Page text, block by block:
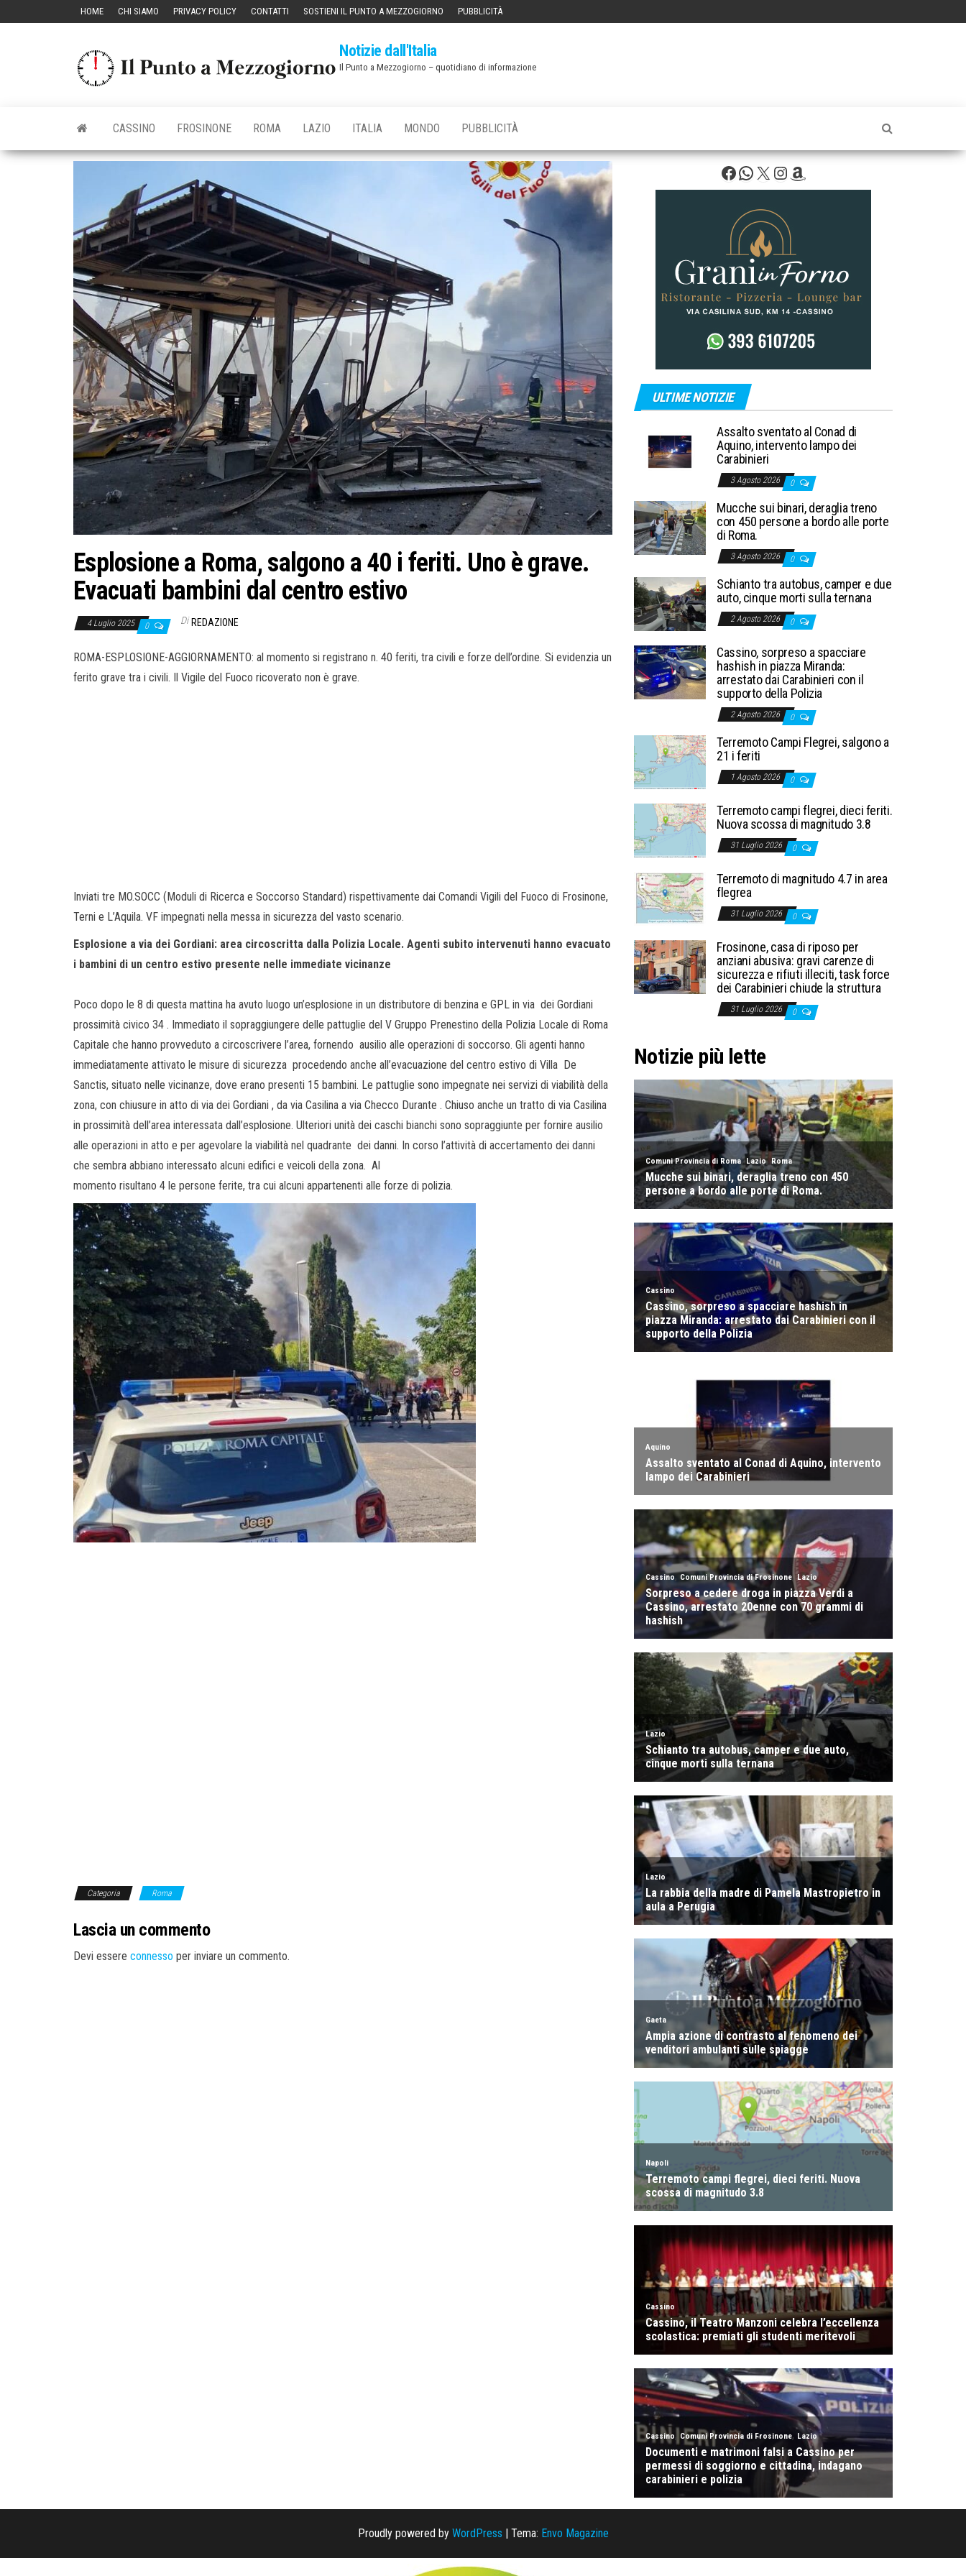
HOME CHI SIAMO PRIVACY POLICY CONTATTI SOSTIENI IL PUNTO A MEZZOGIORNO PUBBLICITÀ
Notizie dall'Italia
Il Punto a Mezzogiorno – quotidiano di informazione
CASSINO FROSINONE ROMA LAZIO ITALIA MONDO PUBBLICITÀ
Esplosione a Roma, salgono a 40 i feriti. Uno è grave.
Evacuati bambini dal centro estivo
4 Luglio 2025 0 Di REDAZIONE
ROMA-ESPLOSIONE-AGGIORNAMENTO: al momento si registrano n. 40 feriti, tra civili e forze dell’ordine. Si evidenzia un
ferito grave tra i civili. Il Vigile del Fuoco ricoverato non è grave.
Inviati tre MO.SOCC (Moduli di Ricerca e Soccorso Standard) rispettivamente dai Comandi Vigili del Fuoco di Frosinone,
Terni e L’Aquila. VF impegnati nella messa in sicurezza del vasto scenario.
Esplosione a via dei Gordiani: area circoscritta dalla Polizia Locale. Agenti subito intervenuti hanno evacuato
i bambini di un centro estivo presente nelle immediate vicinanze
Poco dopo le 8 di questa mattina ha avuto luogo un’esplosione in un distributore di benzina e GPL in via dei Gordiani
prossimità civico 34 . Immediato il sopraggiungere delle pattuglie del V Gruppo Prenestino della Polizia Locale di Roma
Capitale che hanno provveduto a circoscrivere l’area, fornendo ausilio alle operazioni di soccorso. Gli agenti hanno
immediatamente attivato le misure di sicurezza procedendo anche all’evacuazione del centro estivo di Villa De
Sanctis, situato nelle vicinanze, dove erano presenti 15 bambini. Le pattuglie sono impegnate nei servizi di viabilità della
zona, con chiusure in atto di via dei Gordiani , da via Casilina a via Checco Durante . Chiuso anche un tratto di via Casilina
in prossimità dell’area interessata dall’esplosione. Ulteriori unità dei caschi bianchi sono sopraggiunte per fornire ausilio
alle operazioni in atto e per agevolare la viabilità nel quadrante dei danni. In corso l’attività di accertamento dei danni
che sembra abbiano interessato alcuni edifici e veicoli della zona. Al
momento risultano 4 le persone ferite, tra cui alcuni appartenenti alle forze di polizia.
Categoria Roma
Lascia un commento
Devi essere connesso per inviare un commento.
Facebook
WhatsApp
X Instagram
Amazon
ULTIME NOTIZIE
Assalto sventato al Conad di
Aquino, intervento lampo dei
Carabinieri
3 Agosto 2026 0
Mucche sui binari, deraglia treno
con 450 persone a bordo alle porte
di Roma.
3 Agosto 2026 0
Schianto tra autobus, camper e due
auto, cinque morti sulla ternana
2 Agosto 2026 0
Cassino, sorpreso a spacciare
hashish in piazza Miranda:
arrestato dai Carabinieri con il
supporto della Polizia
2 Agosto 2026 0
Terremoto Campi Flegrei, salgono a
21 i feriti
1 Agosto 2026 0
Terremoto campi flegrei, dieci feriti.
Nuova scossa di magnitudo 3.8
31 Luglio 2026 0
Terremoto di magnitudo 4.7 in area
flegrea
31 Luglio 2026 0
Frosinone, casa di riposo per
anziani abusiva: gravi carenze di
sicurezza e rifiuti illeciti, task force
dei Carabinieri chiude la struttura
31 Luglio 2026 0
Notizie più lette
Proudly powered by WordPress | Tema: Envo Magazine